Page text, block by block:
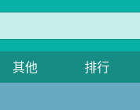
其他 排行